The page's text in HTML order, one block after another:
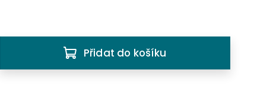
Přidat do košíku